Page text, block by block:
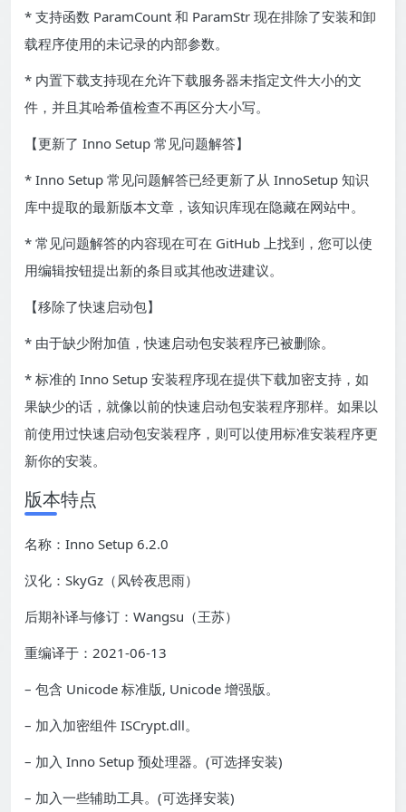
* 支持函数 ParamCount 和 ParamStr 现在排除了安装和卸
载程序使用的未记录的内部参数。
* 内置下载支持现在允许下载服务器未指定文件大小的文
件，并且其哈希值检查不再区分大小写。
【更新了 Inno Setup 常见问题解答】
* Inno Setup 常见问题解答已经更新了从 InnoSetup 知识
库中提取的最新版本文章，该知识库现在隐藏在网站中。
* 常见问题解答的内容现在可在 GitHub 上找到，您可以使
用编辑按钮提出新的条目或其他改进建议。
【移除了快速启动包】
* 由于缺少附加值，快速启动包安装程序已被删除。
* 标准的 Inno Setup 安装程序现在提供下载加密支持，如
果缺少的话，就像以前的快速启动包安装程序那样。如果以
前使用过快速启动包安装程序，则可以使用标准安装程序更
新你的安装。
版本特点
名称：Inno Setup 6.2.0
汉化：SkyGz（风铃夜思雨）
后期补译与修订：Wangsu（王苏）
重编译于：2021-06-13
– 包含 Unicode 标准版, Unicode 增强版。
– 加入加密组件 ISCrypt.dll。
– 加入 Inno Setup 预处理器。(可选择安装)
– 加入一些辅助工具。(可选择安装)